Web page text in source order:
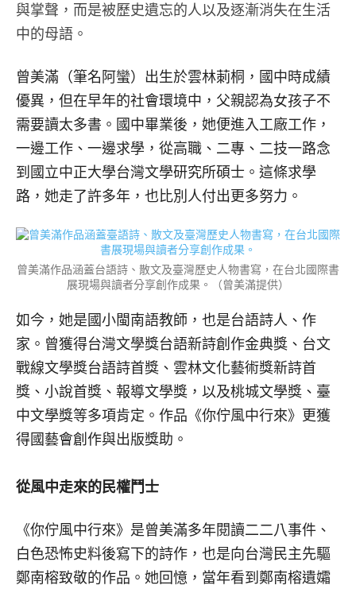
與掌聲，而是被歷史遺忘的人以及逐漸消失在生活
中的母語。
曾美滿（筆名阿蠻）出生於雲林莿桐，國中時成績
優異，但在早年的社會環境中，父親認為女孩子不
需要讀太多書。國中畢業後，她便進入工廠工作，
一邊工作、一邊求學，從高職、二專、二技一路念
到國立中正大學台灣文學研究所碩士。這條求學
路，她走了許多年，也比別人付出更多努力。
曾美滿作品涵蓋台語詩、散文及臺灣歷史人物書寫，在台北國際書
展現場與讀者分享創作成果。（曾美滿提供）
如今，她是國小閩南語教師，也是台語詩人、作
家。曾獲得台灣文學獎台語新詩創作金典獎、台文
戰線文學獎台語詩首獎、雲林文化藝術獎新詩首
獎、小說首獎、報導文學獎，以及桃城文學獎、臺
中文學獎等多項肯定。作品《你佇風中行來》更獲
得國藝會創作與出版獎助。
從風中走來的民權鬥士
《你佇風中行來》是曾美滿多年閱讀二二八事件、
白色恐怖史料後寫下的詩作，也是向台灣民主先驅
鄭南榕致敬的作品。她回憶，當年看到鄭南榕遺孀